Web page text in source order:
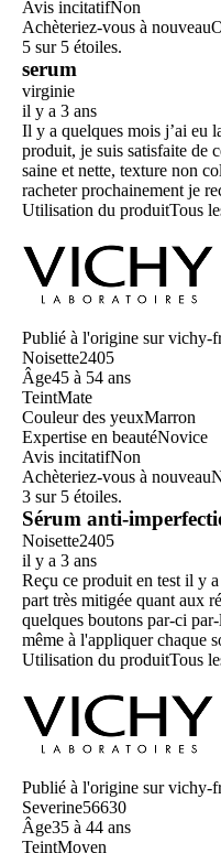
Avis incitatifNon
Achèteriez-vous à nouveau
5 sur 5 étoiles.
serum
virginie
il y a 3 ans
Il y a quelques mois j’ai eu
produit, je suis satisfaite de
saine et nette, texture non
racheter prochainement je
Utilisation du produitTous
Publié à l'origine sur vichy-
Noisette2405
Âge45 à 54 ans
TeintMate
Couleur des yeuxMarron
Expertise en beautéNovice
Avis incitatifNon
Achèteriez-vous à nouveau
3 sur 5 étoiles.
Sérum anti-
Noisette2405
il y a 3 ans
Reçu ce produit en test il y
part très mitigée quant aux
quelques boutons par-ci
même à l'appliquer chaque
Utilisation du produitTous
Publié à l'origine sur vichy-
Severine56630
Âge35 à 44 ans
TeintMoyen